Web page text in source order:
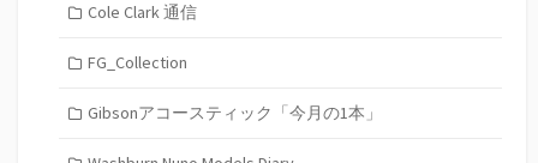
Cole Clark 通信
FG_Collection
Gibsonアコースティック「今月の1本」